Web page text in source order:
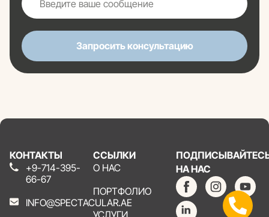
Запросить консультацию
КОНТАКТЫ
+9-714-395-
66-67
INFO@SPECTACULAR.AE
ССЫЛКИ
О НАС
ПОРТФОЛИО
УСЛУГИ
НА НАС